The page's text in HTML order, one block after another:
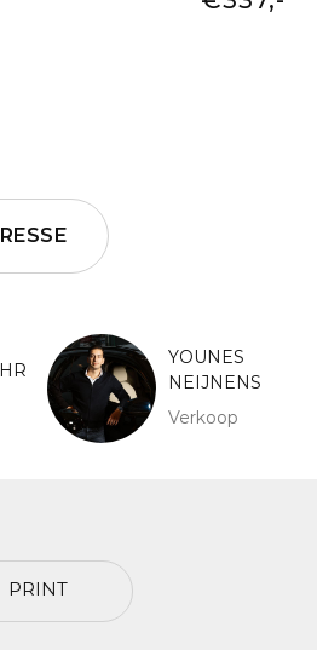
YOUNES
NEIJNENS
Verkoop
PRINT